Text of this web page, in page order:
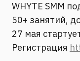
WHYTE SMM
50+ занятий,
27 мая
Регистрация